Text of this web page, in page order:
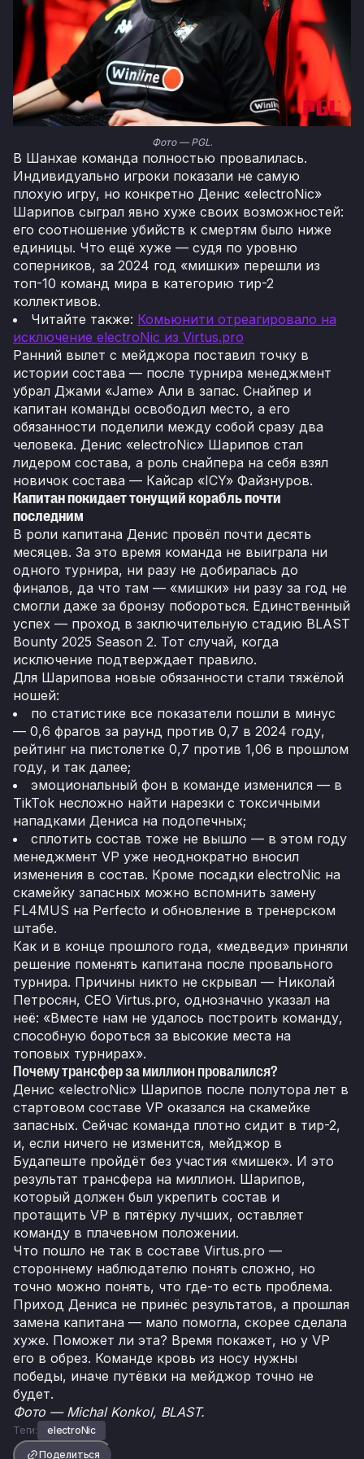
Фото — PGL .
В Шанхае команда полностью провалилась.
Индивидуально игроки показали не самую
плохую игру, но конкретно Денис «electroNic»
Шарипов сыграл явно хуже своих возможностей:
его соотношение убийств к смертям было ниже
единицы. Что ещё хуже — судя по уровню
соперников, за 2024 год «мишки» перешли из
топ-10 команд мира в категорию тир-2
коллективов.
Читайте также: Комьюнити отреагировало на
исключение electroNic из Virtus.pro
Ранний вылет с мейджора поставил точку в
истории состава — после турнира менеджмент
убрал Джами «Jame» Али в запас. Снайпер и
капитан команды освободил место, а его
обязанности поделили между собой сразу два
человека. Денис «electroNic» Шарипов стал
лидером состава, а роль снайпера на себя взял
новичок состава — Кайсар «ICY» Файзнуров.
Капитан покидает тонущий корабль почти
последним
В роли капитана Денис провёл почти десять
месяцев. За это время команда не выиграла ни
одного турнира, ни разу не добиралась до
финалов, да что там — «мишки» ни разу за год не
смогли даже за бронзу побороться. Единственный
успех — проход в заключительную стадию BLAST
Bounty 2025 Season 2. Тот случай, когда
исключение подтверждает правило.
Для Шарипова новые обязанности стали тяжёлой
ношей:
по статистике все показатели пошли в минус
— 0,6 фрагов за раунд против 0,7 в 2024 году,
рейтинг на пистолетке 0,7 против 1,06 в прошлом
году, и так далее;
эмоциональный фон в команде изменился — в
TikTok несложно найти нарезки с токсичными
нападками Дениса на подопечных;
сплотить состав тоже не вышло — в этом году
менеджмент VP уже неоднократно вносил
изменения в состав. Кроме посадки electroNic на
скамейку запасных можно вспомнить замену
FL4MUS на Perfecto и обновление в тренерском
штабе.
Как и в конце прошлого года, «медведи» приняли
решение поменять капитана после провального
турнира. Причины никто не скрывал — Николай
Петросян, CEO Virtus.pro, однозначно указал на
неё: «Вместе нам не удалось построить команду,
способную бороться за высокие места на
топовых турнирах».
Почему трансфер за миллион провалился?
Денис «electroNic» Шарипов после полутора лет в
стартовом составе VP оказался на скамейке
запасных. Сейчас команда плотно сидит в тир-2,
и, если ничего не изменится, мейджор в
Будапеште пройдёт без участия «мишек». И это
результат трансфера на миллион. Шарипов,
который должен был укрепить состав и
протащить VP в пятёрку лучших, оставляет
команду в плачевном положении.
Что пошло не так в составе Virtus.pro —
стороннему наблюдателю понять сложно, но
точно можно понять, что где-то есть проблема.
Приход Дениса не принёс результатов, а прошлая
замена капитана — мало помогла, скорее сделала
хуже. Поможет ли эта? Время покажет, но у VP
его в обрез. Команде кровь из носу нужны
победы, иначе путёвки на мейджор точно не
будет.
Фото — Michal Konkol, BLAST.
Теги:
electroNic
Поделиться